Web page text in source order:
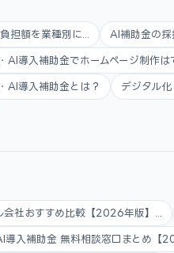
担額を業種別に... AI補助金の採
AI導入補助金でホームページ制作は
AI導入補助金とは？ デジタル
社おすすめ比較【2026年版】...
導入補助金 無料相談窓口まとめ【